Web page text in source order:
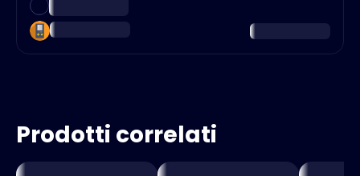
Prodotti correlati